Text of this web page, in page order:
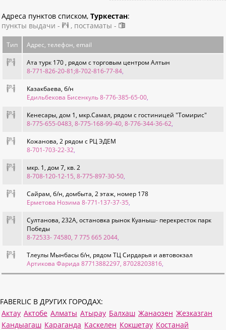
Адреса пунктов списком, Туркестан:
пункты выдачи -
, постаматы -
Тип Адрес, телефон, email
Ата турк 170 , рядом с торговым центром Алтын
8-771-826-20-81;8-702-816-77-84,
Казакбаева, б/н
Едильбекова Бисенкуль 8-776-385-65-00,
Кенесары, дом 1, мкр.Самал, рядом с гостиницей "Томирис"
8-775-655-0483, 8-775-168-99-40, 8-776-344-36-62,
Кожанова, 2 рядом с РЦ ЭДЕМ
8-701-703-22-32,
мкр. 1, дом 7, кв. 2
8-708-120-12-15, 8-775-897-30-50,
Сайрам, б/н, домбыта, 2 этаж, номер 178
Ерметова Нозима 8-771-137-37-35,
Султанова, 232А, остановка рынок Куаныш- перекресток парк
Победы
8-72533- 74580, 7 775 665 2044,
Тлеулы Мынбасы б/н, рядом ТЦ Сирдарья и автовокзал
Артикова Фарида 87713882297, 87028203816,
FABERLIC В ДРУГИХ ГОРОДАХ:
Актау Актобе Алматы Атырау Балхаш Жанаозен Жезказган
Кандыагаш Караганда Каскелен Кокшетау Костанай